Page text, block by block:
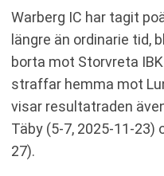
Warberg IC har tagit
längre än ordinarie tid,
borta mot Storvreta
straffar hemma mot
visar resultatraden
Täby (5-7, 2025-11-23)
27).